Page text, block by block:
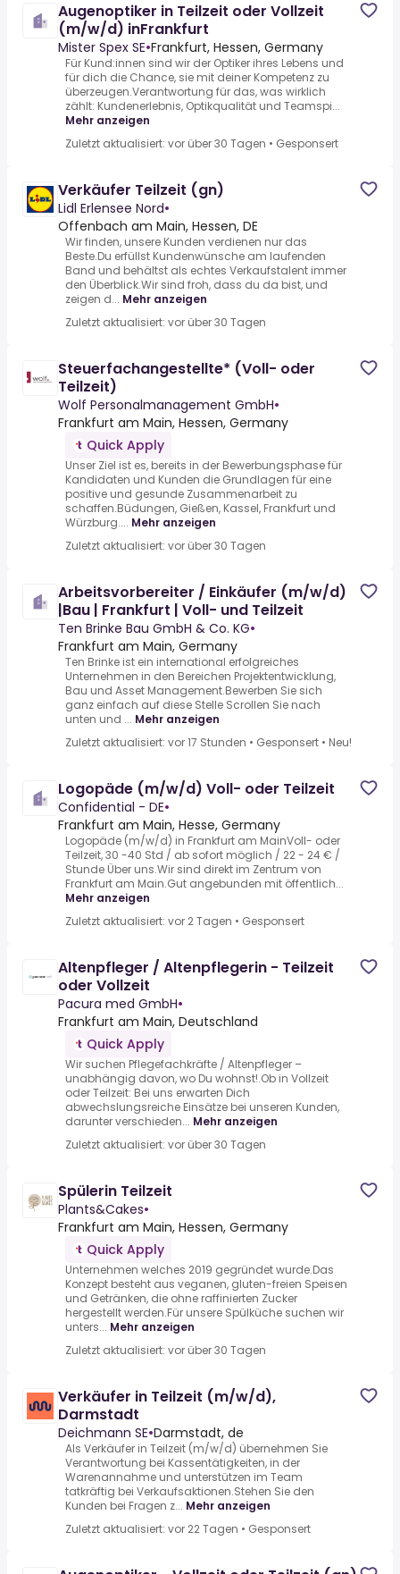
Augenoptiker in Teilzeit oder Vollzeit
(m/w/d) inFrankfurt
Mister Spex SE•Frankfurt, Hessen, Germany
Für Kund:innen sind wir der Optiker ihres Lebens und
für dich die Chance, sie mit deiner Kompetenz zu
überzeugen.Verantwortung für das, was wirklich
zählt: Kundenerlebnis, Optikqualität und Teamspi...
Mehr anzeigen
Zuletzt aktualisiert: vor über 30 Tagen • Gesponsert
Verkäufer Teilzeit (gn)
Lidl Erlensee Nord•
Offenbach am Main, Hessen, DE
Wir finden, unsere Kunden verdienen nur das
Beste.Du erfüllst Kundenwünsche am laufenden
Band und behältst als echtes Verkaufstalent immer
den Überblick.Wir sind froh, dass du da bist, und
zeigen d... Mehr anzeigen
Zuletzt aktualisiert: vor über 30 Tagen
Steuerfachangestellte* (Voll- oder
Teilzeit)
Wolf Personalmanagement GmbH•
Frankfurt am Main, Hessen, Germany
Quick Apply
Unser Ziel ist es, bereits in der Bewerbungsphase für
Kandidaten und Kunden die Grundlagen für eine
positive und gesunde Zusammenarbeit zu
schaffen.Büdungen, Gießen, Kassel, Frankfurt und
Würzburg.... Mehr anzeigen
Zuletzt aktualisiert: vor über 30 Tagen
Arbeitsvorbereiter / Einkäufer (m/w/d)
|Bau | Frankfurt | Voll- und Teilzeit
Ten Brinke Bau GmbH & Co. KG•
Frankfurt am Main, Germany
Ten Brinke ist ein international erfolgreiches
Unternehmen in den Bereichen Projektentwicklung,
Bau und Asset Management.Bewerben Sie sich
ganz einfach auf diese Stelle Scrollen Sie nach
unten und ... Mehr anzeigen
Zuletzt aktualisiert: vor 17 Stunden • Gesponsert • Neu!
Logopäde (m/w/d) Voll- oder Teilzeit
Confidential - DE•
Frankfurt am Main, Hesse, Germany
Logopäde (m/w/d) in Frankfurt am MainVoll- oder
Teilzeit, 30 -40 Std / ab sofort möglich / 22 - 24 € /
Stunde Über uns.Wir sind direkt im Zentrum von
Frankfurt am Main.Gut angebunden mit öffentlich...
Mehr anzeigen
Zuletzt aktualisiert: vor 2 Tagen • Gesponsert
Altenpfleger / Altenpflegerin - Teilzeit
oder Vollzeit
Pacura med GmbH•
Frankfurt am Main, Deutschland
Quick Apply
Wir suchen Pflegefachkräfte / Altenpfleger –
unabhängig davon, wo Du wohnst!.Ob in Vollzeit
oder Teilzeit: Bei uns erwarten Dich
abwechslungsreiche Einsätze bei unseren Kunden,
darunter verschieden... Mehr anzeigen
Zuletzt aktualisiert: vor über 30 Tagen
Spülerin Teilzeit
Plants&Cakes•
Frankfurt am Main, Hessen, Germany
Quick Apply
Unternehmen welches 2019 gegründet wurde.Das
Konzept besteht aus veganen, gluten-freien Speisen
und Getränken, die ohne raffinierten Zucker
hergestellt werden.Für unsere Spülküche suchen wir
unters... Mehr anzeigen
Zuletzt aktualisiert: vor über 30 Tagen
Verkäufer in Teilzeit (m/w/d),
Darmstadt
Deichmann SE•Darmstadt, de
Als Verkäufer in Teilzeit (m/w/d) übernehmen Sie
Verantwortung bei Kassentätigkeiten, in der
Warenannahme und unterstützen im Team
tatkräftig bei Verkaufsaktionen.Stehen Sie den
Kunden bei Fragen z... Mehr anzeigen
Zuletzt aktualisiert: vor 22 Tagen • Gesponsert